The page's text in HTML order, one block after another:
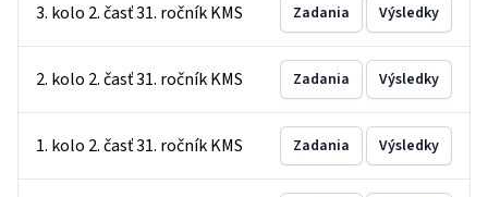
3. kolo 2. časť 31. ročník KMS Zadania Výsledky
2. kolo 2. časť 31. ročník KMS Zadania Výsledky
1. kolo 2. časť 31. ročník KMS Zadania Výsledky